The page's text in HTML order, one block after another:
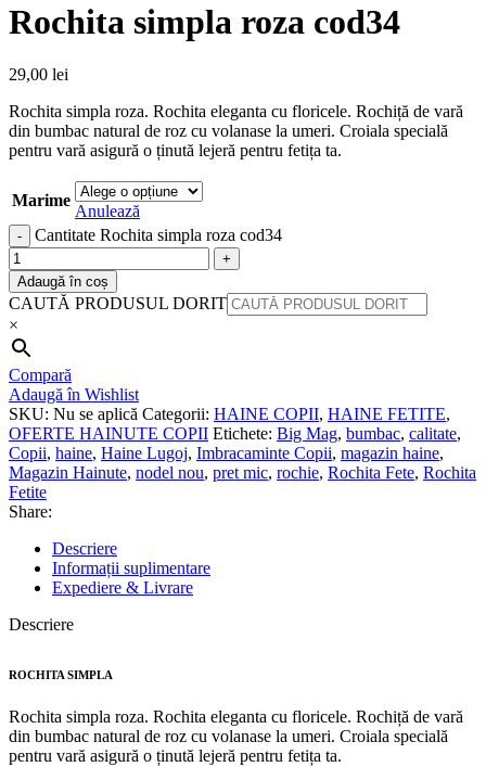
Rochita simpla roza cod34
29,00 lei
Rochita simpla roza. Rochita eleganta cu floricele. Rochiță de vară
din bumbac natural de roz cu volanase la umeri. Croiala specială
pentru vară asigură o ținută lejeră pentru fetița ta.
Marime
Anulează
Cantitate Rochita simpla roza cod34
Adaugă în coș
CAUTĂ PRODUSUL DORIT
×
Compară
Adaugă în Wishlist
SKU: Nu se aplică Categorii: HAINE COPII, HAINE FETITE,
OFERTE HAINUTE COPII Etichete: Big Mag, bumbac, calitate,
Copii, haine, Haine Lugoj, Imbracaminte Copii, magazin haine,
Magazin Hainute, nodel nou, pret mic, rochie, Rochita Fete, Rochita
Fetite
Share:
Descriere
Informații suplimentare
Expediere & Livrare
Descriere
ROCHITA SIMPLA
Rochita simpla roza. Rochita eleganta cu floricele. Rochiță de vară
din bumbac natural de roz cu volanase la umeri. Croiala specială
pentru vară asigură o ținută lejeră pentru fetița ta.